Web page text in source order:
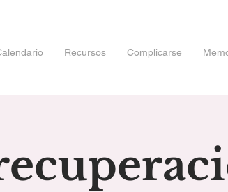
Recursos Complicarse